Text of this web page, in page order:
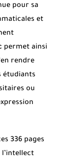
pour sa
et
permet ainsi
rendre
étudiants
ou
336 pages